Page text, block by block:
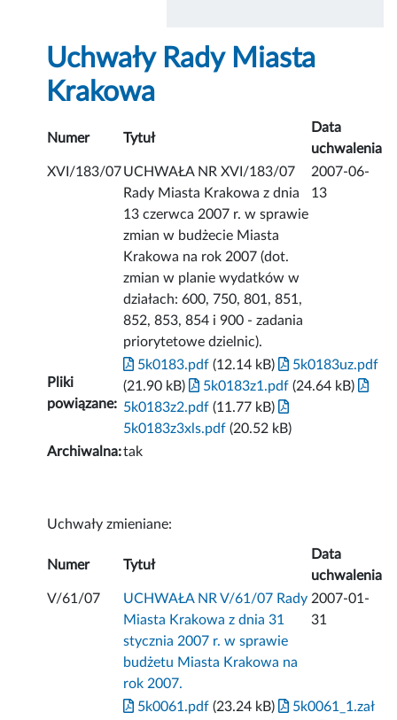
Uchwały Rady Miasta
Krakowa
Numer Tytuł
Data
uchwalenia
XVI/183/07UCHWAŁA NR XVI/183/07
Rady Miasta Krakowa z dnia
13 czerwca 2007 r. w sprawie
zmian w budżecie Miasta
Krakowa na rok 2007 (dot.
zmian w planie wydatków w
działach: 600, 750, 801, 851,
852, 853, 854 i 900 - zadania
priorytetowe dzielnic).
2007-06-
13
Pliki
powiązane:
5k0183.pdf (12.14 kB)
5k0183uz.pdf
(21.90 kB)
5k0183z1.pdf (24.64 kB)
5k0183z2.pdf (11.77 kB)
5k0183z3xls.pdf (20.52 kB)
Archiwalna:tak
Uchwały zmieniane:
Numer Tytuł
Data
uchwalenia
V/61/07
UCHWAŁA NR V/61/07 Rady
Miasta Krakowa z dnia 31
stycznia 2007 r. w sprawie
budżetu Miasta Krakowa na
rok 2007.
2007-01-
31
5k0061.pdf (23.24 kB)
5k0061_1.zał